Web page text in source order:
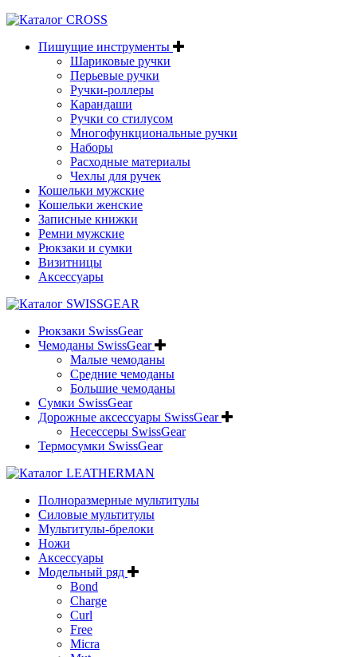
Пишущие инструменты
Шариковые ручки
Перьевые ручки
Ручки-роллеры
Карандаши
Ручки со стилусом
Многофункциональные ручки
Наборы
Расходные материалы
Чехлы для ручек
Кошельки мужские
Кошельки женские
Записные книжки
Ремни мужские
Рюкзаки и сумки
Визитницы
Аксессуары
Рюкзаки SwissGear
Чемоданы SwissGear
Малые чемоданы
Средние чемоданы
Большие чемоданы
Сумки SwissGear
Дорожные аксессуары SwissGear
Несессеры SwissGear
Термосумки SwissGear
Полноразмерные мультитулы
Силовые мультитулы
Мультитулы-брелоки
Ножи
Аксессуары
Модельный ряд
Bond
Charge
Curl
Free
Micra